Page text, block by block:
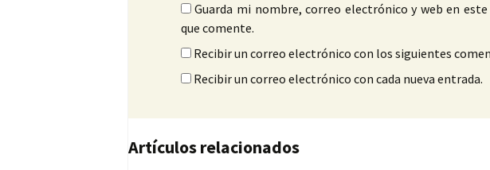
Guarda mi nombre, correo electrónico y web en
que comente.
Recibir un correo electrónico con los siguientes
Recibir un correo electrónico con cada nueva entrada.
Artículos relacionados